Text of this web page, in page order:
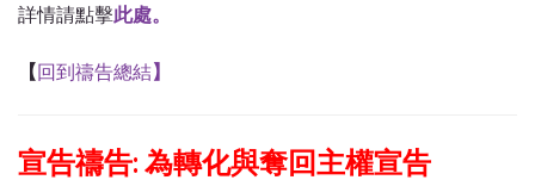
詳情請點擊此處。
【回到禱告總結】
宣告禱告: 為轉化與奪回主權宣告